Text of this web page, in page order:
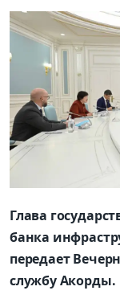
Глава
банка
передает
службу Акорды.